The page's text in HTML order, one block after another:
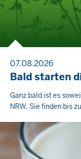
07.08.2026
Bald starten
Ganz bald ist es
NRW. Sie finden bis